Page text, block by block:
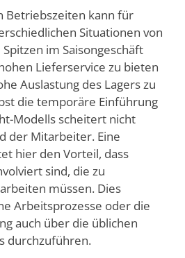
Betriebszeiten kann für
Situationen von
im Saisongeschäft
Lieferservice zu bieten
Auslastung des Lagers zu
die temporäre Einführung
Modells scheitert nicht
der Mitarbeiter. Eine
hier den Vorteil, dass
sind, die zu
müssen. Dies
Arbeitsprozesse oder die
auch über die üblichen
durchzuführen.